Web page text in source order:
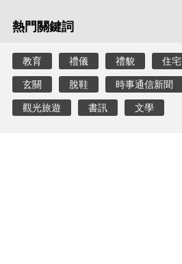
熱門關鍵詞
教育 禮儀 禮貌 住宅
玄關 脫鞋 時事通信新聞
觀光旅遊 書訊 文學